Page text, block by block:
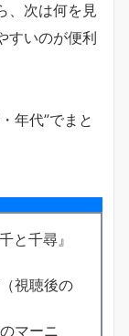
、次は何を見
すいのが便利
年代”でまと
と千尋』
視聴後の
マーニ